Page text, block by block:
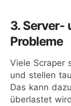
3. Server-
Probleme
Viele Scraper
und stellen
Das kann
überlastet